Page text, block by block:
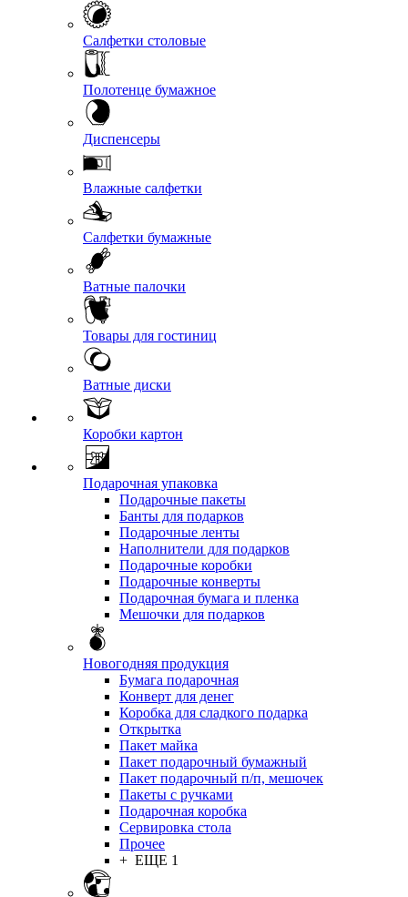
Салфетки столовые
Полотенце бумажное
Диспенсеры
Влажные салфетки
Салфетки бумажные
Ватные палочки
Товары для гостиниц
Ватные диски
Коробки картон
Подарочная упаковка
Подарочные пакеты
Банты для подарков
Подарочные ленты
Наполнители для подарков
Подарочные коробки
Подарочные конверты
Подарочная бумага и пленка
Мешочки для подарков
Новогодняя продукция
Бумага подарочная
Конверт для денег
Коробка для сладкого подарка
Открытка
Пакет майка
Пакет подарочный бумажный
Пакет подарочный п/п, мешочек
Пакеты с ручками
Подарочная коробка
Сервировка стола
Прочее
+ ЕЩЕ 1